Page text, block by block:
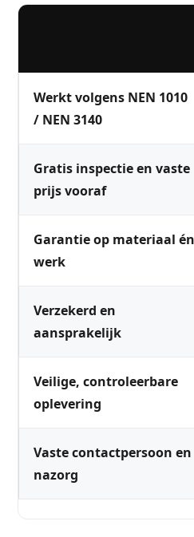
Werkt volgens NEN 1010
/ NEN 3140
Gratis inspectie en vaste
prijs vooraf
Garantie op materiaal én
werk
Verzekerd en
aansprakelijk
Veilige, controleerbare
oplevering
Vaste contactpersoon en
nazorg